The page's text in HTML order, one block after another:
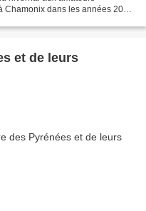
Chamonix dans les années 2000
et de leurs